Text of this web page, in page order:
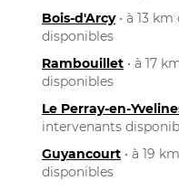
Bois-d'Arcy• à 13 km
disponibles
Rambouillet • à 17
disponibles
Le Perray-en-
intervenants
Guyancourt • à 19
disponibles